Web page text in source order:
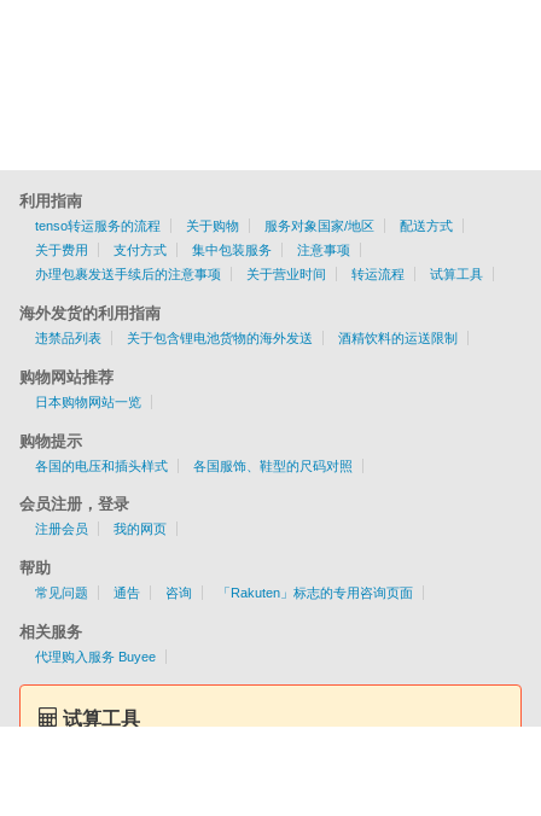
利用指南
tenso转运服务的流程 关于购物 服务对象国家/地区
配送方式
关于费用
支付方式 集中包装服务
注意事项
办理包裹发送手续后的注意事项
关于营业时间 转运流程 试算工具
海外发货的利用指南
违禁品列表 关于包含锂电池货物的海外发送 酒精饮料的运送限制
购物网站推荐
日本购物网站一览
购物提示
各国的电压和插头样式 各国服饰、鞋型的尺码对照
会员注册，登录
注册会员 我的网页
帮助
常见问题 通告 咨询 「Rakuten」标志的专用咨询页面
相关服务
代理购入服务 Buyee
试算工具